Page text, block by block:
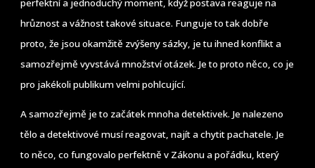
perfektní a jednoduchý moment, když postava reaguje na
hrůznost a vážnost takové situace. Funguje to tak dobře
proto, že jsou okamžitě zvýšeny sázky, je tu ihned konflikt a
samozřejmě vyvstává množství otázek. Je to proto něco, co je
pro jakékoli publikum velmi pohlcující.
A samozřejmě je to začátek mnoha detektivek. Je nalezeno
tělo a detektivové musí reagovat, najít a chytit pachatele. Je
to něco, co fungovalo perfektně v Zákonu a pořádku, který